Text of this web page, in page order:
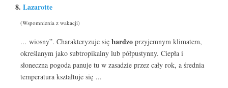
8. Lazarotte
(Wspomnienia z wakacji)
... wiosny”. Charakteryzuje się bardzo przyjemnym klimatem,
określanym jako subtropikalny lub półpustynny. Ciepła i
słoneczna pogoda panuje tu w zasadzie przez cały rok, a średnia
temperatura kształtuje się ...